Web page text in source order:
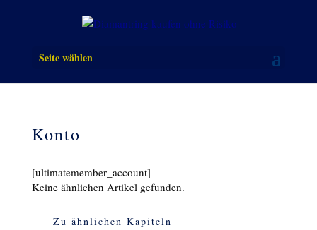
Seite wählen
Konto
[ultimatemember_account]
Keine ähnlichen Artikel gefunden.
Zu ähnlichen Kapiteln